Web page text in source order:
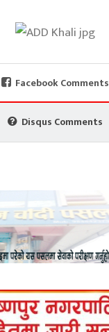
Facebook Comments
Disqus Comments